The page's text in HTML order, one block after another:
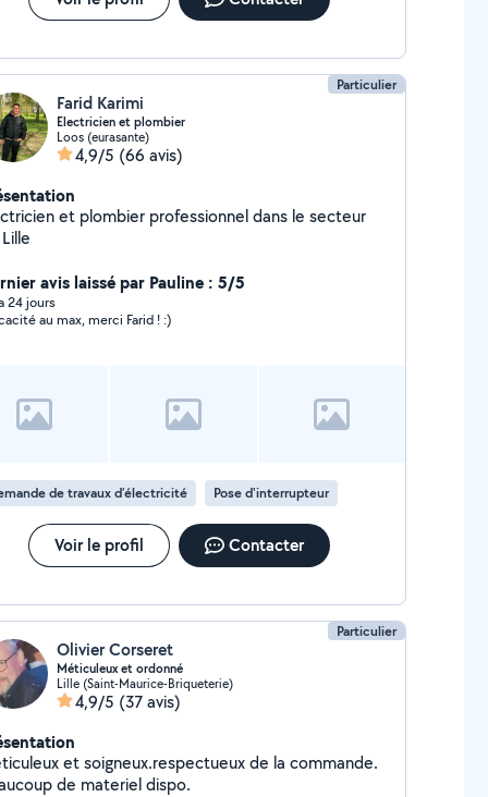
Particulier
Farid Karimi
Electricien et plombier
Loos (eurasante)
4,9/5 (66 avis)
et plombier professionnel dans le secteur
avis laissé par Pauline : 5/5
24 jours
au max, merci Farid ! :)
de travaux d’électricité Pose d'interrupteur
Voir le profil Contacter
Particulier
Olivier Corseret
Méticuleux et ordonné
Lille (Saint-Maurice-Briqueterie)
4,9/5 (37 avis)
et soigneux.respectueux de la commande.
de materiel dispo.